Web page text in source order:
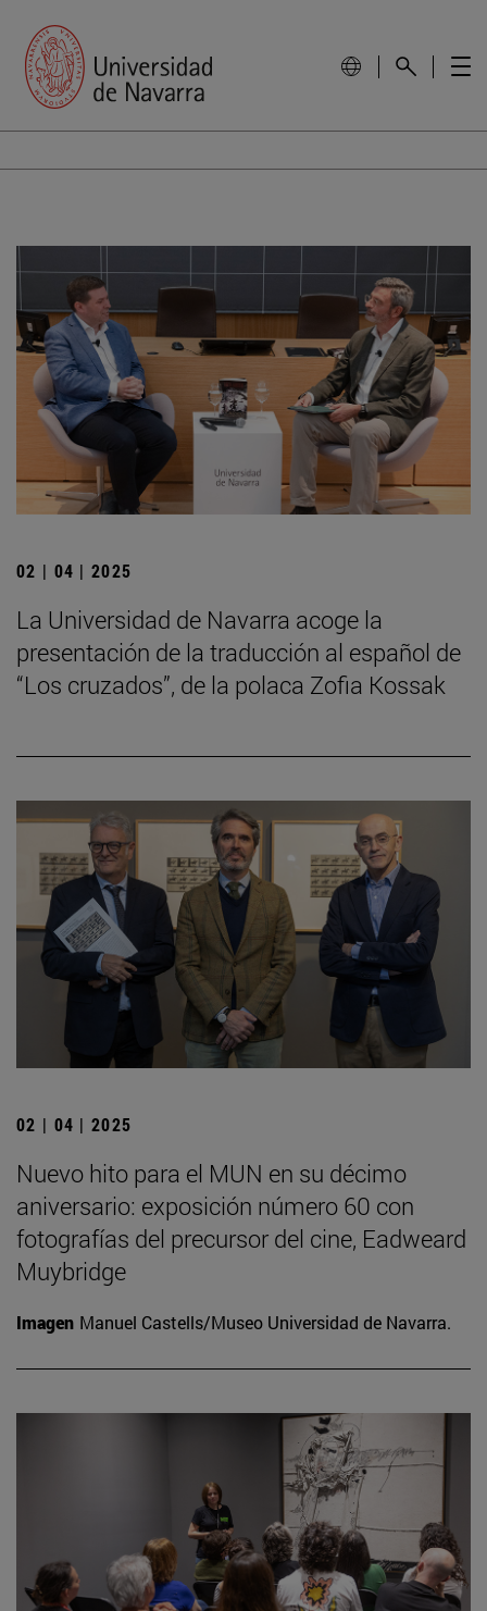
02 | 04 | 2025
La Universidad de Navarra acoge la
presentación de la traducción al español de
“Los cruzados”, de la polaca Zofia Kossak
02 | 04 | 2025
Nuevo hito para el MUN en su décimo
aniversario: exposición número 60 con
fotografías del precursor del cine, Eadweard
Muybridge
Imagen Manuel Castells/Museo Universidad de Navarra.